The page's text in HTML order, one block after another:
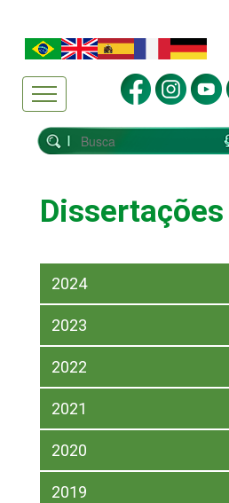
Dissertações
2024
2023
2022
2021
2020
2019